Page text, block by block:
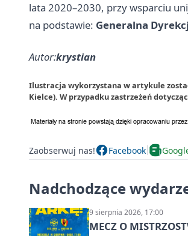
lata 2020–2030, przy wsparciu
na podstawie: Generalna
Autor:krystian
Ilustracja wykorzystana w artykule
Kielce). W przypadku zastrzeżeń
Zaobserwuj nas! Facebook
Nadchodzące
9 sierpnia 2026, 17:00
MECZ O